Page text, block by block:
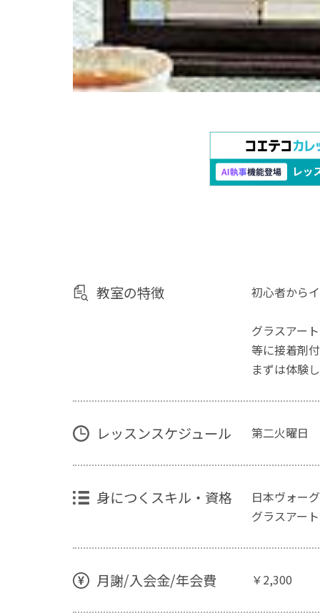
教室の特徴 初心者から
グラスアー
等に接着剤
まずは体験
レッスンスケジュール 第二火曜日
身につくスキル・資格
日本ヴォー
グラスアー
月謝/入会金/年会費 ￥2,300